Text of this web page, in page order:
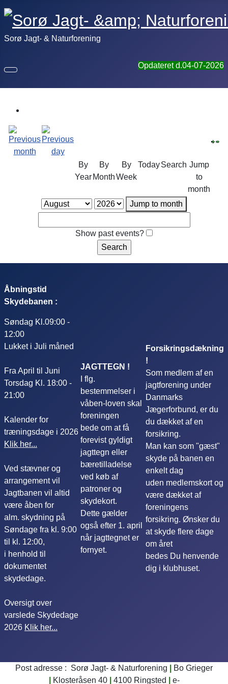
Sorø Jagt- & Naturforening
Opdateret d.04-07-2026
By
Year
By
Month
By
Week
TodaySearch Jump
to
month
Jump to month
Show past events?
Åbningstid
Skydebanen :
Søndag Kl.09:00 -
12:00
Lukket i Juli måned
Fra April til Juni
Torsdag Kl. 18:00 -
21:00
Kalender for
træningsdage i 2026
Klik her...
Ved stævner og
arrangement vil
Jagtbanen vil altid
være åben for
alm. skydning på
Søndage fra kl. 9:00
til kl. 12:00,
i henhold til
dokumentet
skydedage.
Oversigt over
varslede Skydedage
2026 Klik her...
JAGTTEGN !
I flg.
bestemmelser i
våben-loven skal
foreningen
bede om at få
forevist gyldigt
jagttegn eller
bæretilladelse
ved køb af
patroner og
skydekort.
Dette gælder
også efter 1. april
når jagttegnet er
fornyet.
Forsikringsdækning
!
Som medlem af en
jagtforening under
Danmarks
Jægerforbund, er du
du dækket af en
forsikring.
Man kan som "gæst"
skyde på banen en
enkelt dag
uden medlemskort og
være dækket af
foreningens
forsikring. Ønsker du
at skyde flere dage
om året
bedes Du henvende
dig i klubhuset.
Post adresse : Sorø Jagt- & Naturforening
Bo Grieger
Klosteråsen 40 4100 Ringsted e-